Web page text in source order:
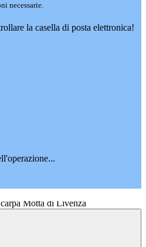
necessarie.
la casella di posta elettronica!